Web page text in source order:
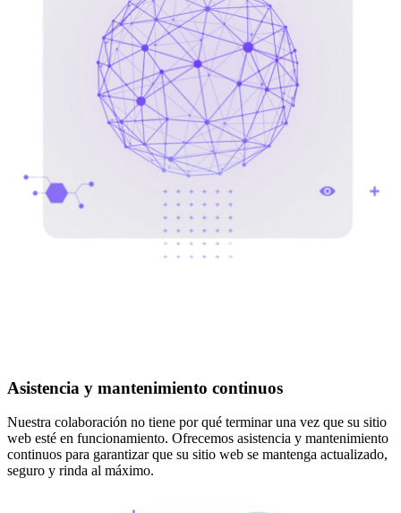
Asistencia y mantenimiento continuos
Nuestra colaboración no tiene por qué terminar una vez que su sitio
web esté en funcionamiento. Ofrecemos asistencia y mantenimiento
continuos para garantizar que su sitio web se mantenga actualizado,
seguro y rinda al máximo.